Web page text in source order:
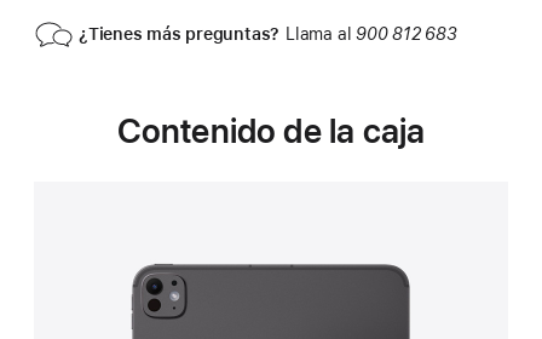
¿Tienes más preguntas? Llama al900 812 683
Contenido de la caja